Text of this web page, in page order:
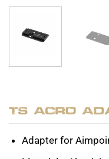
TS Acro
Adapter for